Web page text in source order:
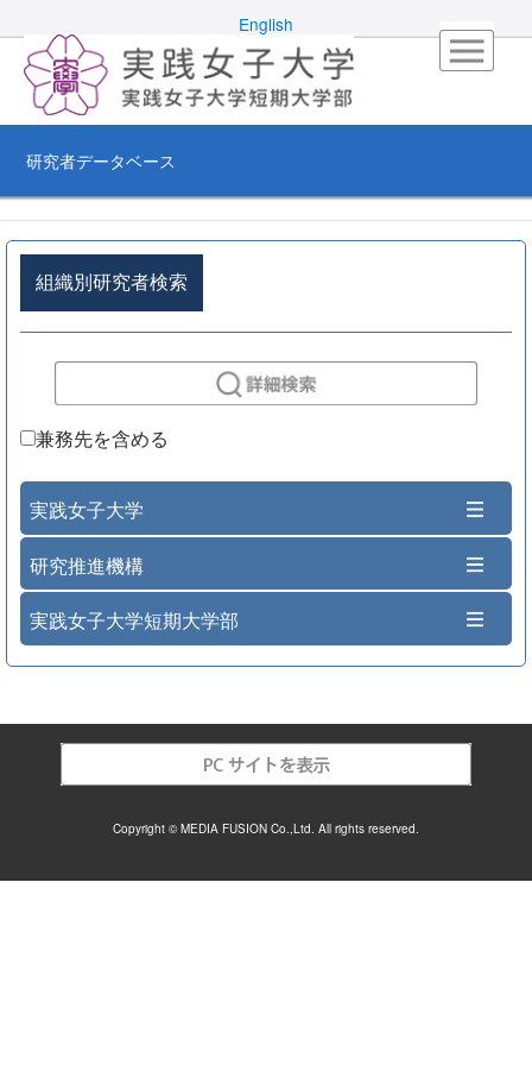
English
研究者データベース
組織別研究者検索
兼務先を含める
実践女子大学
研究推進機構
実践女子大学短期大学部
Copyright © MEDIA FUSION Co.,Ltd. All rights reserved.